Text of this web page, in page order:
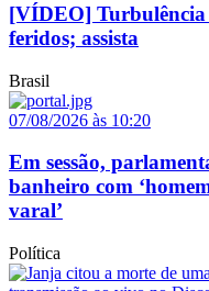
[VÍDEO] Turbulência
feridos; assista
Brasil
07/08/2026 às 10:20
Em sessão,
banheiro com
varal’
Política